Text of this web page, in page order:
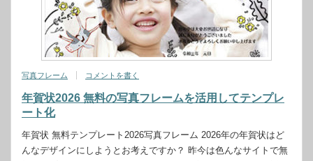
写真フレーム コメントを書く
年賀状2026 無料の写真フレームを活用してテンプレ
ート化
年賀状 無料テンプレート2026写真フレーム 2026年の年賀状はど
んなデザインにしようとお考えですか？ 昨今は色んなサイトで無